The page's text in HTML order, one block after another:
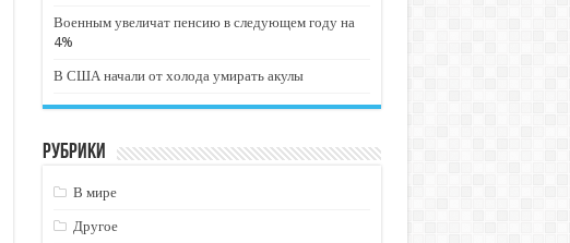
Военным увеличат пенсию в следующем году на
4%
В США начали от холода умирать акулы
Рубрики
В мире
Другое